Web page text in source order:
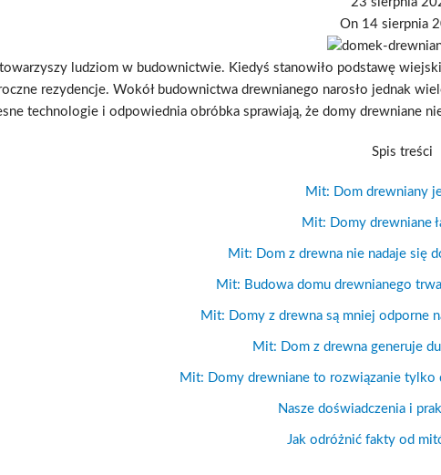
On 14 sierpnia
ludziom w budownictwie. Kiedyś stanowiło podstawę
rezydencje. Wokół budownictwa drewnianego narosło jednak
technologie i odpowiednia obróbka sprawiają, że domy drewniane
Spis treści
Mit: Dom drewniany
Mit: Domy drewniane
Mit: Dom z drewna nie nadaje się
Mit: Budowa domu drewnianego
Mit: Domy z drewna są mniej odporne
Mit: Dom z drewna generuje
Mit: Domy drewniane to rozwiązanie tylko
Nasze doświadczenia i
Jak odróżnić fakty od